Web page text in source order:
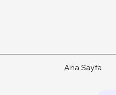
Ana Sayfa